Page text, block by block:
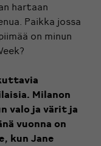
hartaan
Paikka jossa
on minun
Milanon
valo ja värit ja
vuonna on
kun Jane